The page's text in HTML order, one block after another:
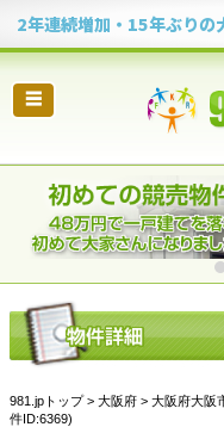
☰
981.jpトップ> 大阪府 > 大阪府大阪
件ID:6369)